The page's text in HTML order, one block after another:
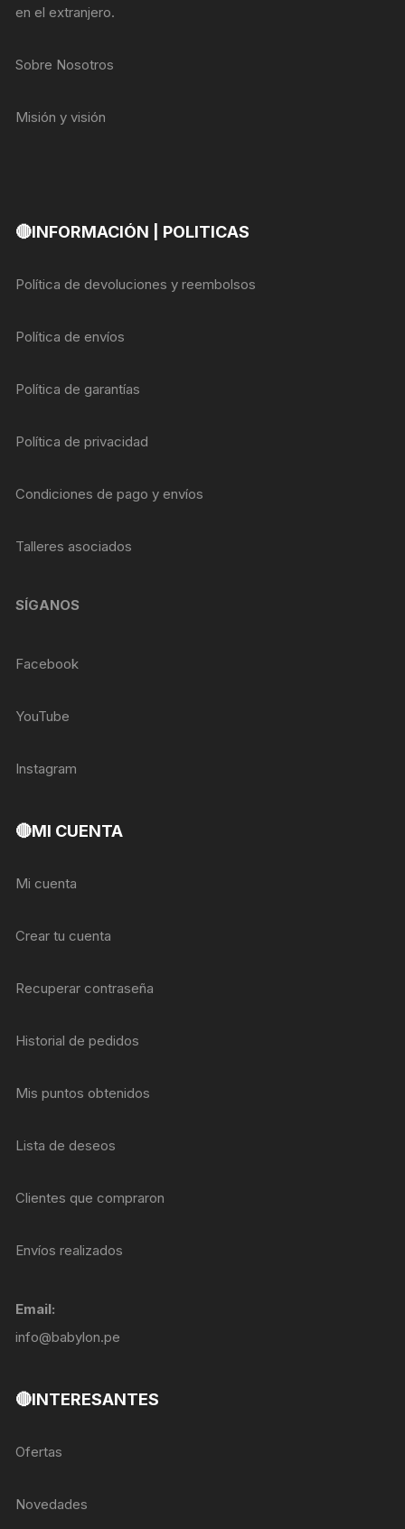
en el extranjero.
Sobre Nosotros
Misión y visión
🔴INFORMACIÓN | POLITICAS
Política de devoluciones y reembolsos
Política de envíos
Política de garantías
Política de privacidad
Condiciones de pago y envíos
Talleres asociados
SÍGANOS
Facebook
YouTube
Instagram
🔴MI CUENTA
Mi cuenta
Crear tu cuenta
Recuperar contraseña
Historial de pedidos
Mis puntos obtenidos
Lista de deseos
Clientes que compraron
Envíos realizados
Email:
info@babylon.pe
🔴INTERESANTES
Ofertas
Novedades